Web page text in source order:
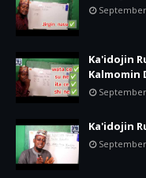
Ka'idojin
Kalmomin
Ka'idojin